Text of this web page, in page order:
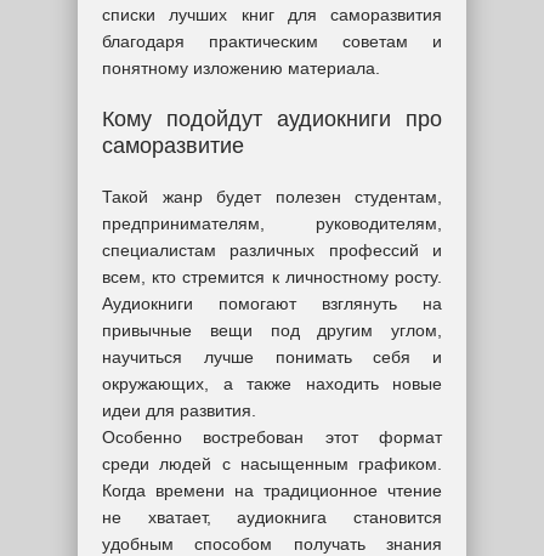
списки лучших книг для саморазвития
благодаря практическим советам и
понятному изложению материала.
Кому подойдут аудиокниги про
саморазвитие
Такой жанр будет полезен студентам,
предпринимателям, руководителям,
специалистам различных профессий и
всем, кто стремится к личностному росту.
Аудиокниги помогают взглянуть на
привычные вещи под другим углом,
научиться лучше понимать себя и
окружающих, а также находить новые
идеи для развития.
Особенно востребован этот формат
среди людей с насыщенным графиком.
Когда времени на традиционное чтение
не хватает, аудиокнига становится
удобным способом получать знания